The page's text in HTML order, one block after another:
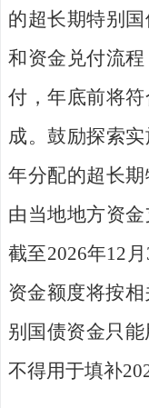
的超长期特别
和资金兑付流
付，年底前将
成。鼓励探索实
年分配的超长
由 当地地方资金
截至2026年12 月
资金额度将按相
别国债资金只
不得用于填补